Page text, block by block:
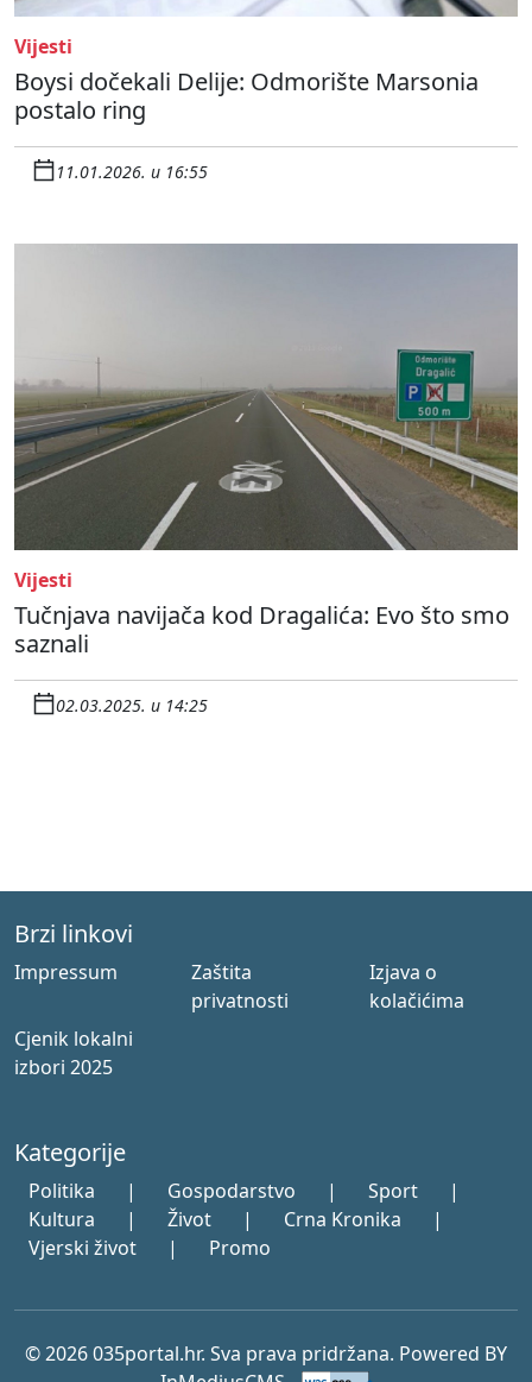
Vijesti
Boysi dočekali Delije: Odmorište Marsonia
postalo ring
11.01.2026. u 16:55
Vijesti
Tučnjava navijača kod Dragalića: Evo što smo
saznali
02.03.2025. u 14:25
Brzi linkovi
Impressum
Zaštita
privatnosti
Izjava o
kolačićima
Cjenik lokalni
izbori 2025
Kategorije
Politika | Gospodarstvo | Sport
|
Kultura
| Život | Crna Kronika
|
Vjerski život
| Promo
© 2026 035portal.hr. Sva prava pridržana. Powered BY